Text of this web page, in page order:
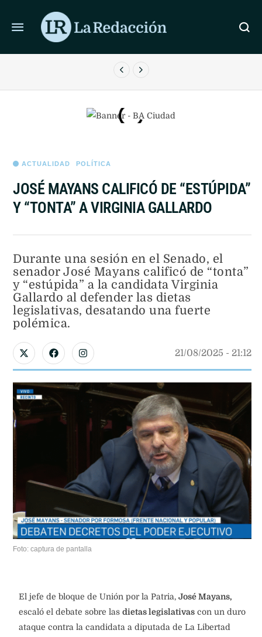
ÚLTIMAS NOTICIAS
EL SENADO DIO MEDIA SANCIÓN A LOS DESALOJOS
ACTUALIDAD POLÍTICA
JOSÉ MAYANS CALIFICÓ DE “ESTÚPIDA”
Y “TONTA” A VIRGINIA GALLARDO
Durante una sesión en el Senado, el
senador José Mayans calificó de “tonta”
y “estúpida” a la candidata Virginia
Gallardo al defender las dietas
legislativas, desatando una fuerte
polémica.
21/08/2025 - 21:12
Foto: captura de pantalla
El jefe de bloque de Unión por la Patria, José Mayans,
escaló el debate sobre las dietas legislativas con un duro
ataque contra la candidata a diputada de La Libertad